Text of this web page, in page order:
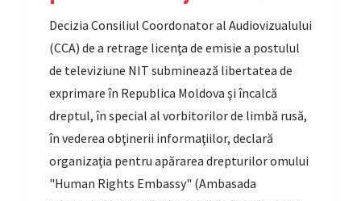
Decizia Consiliul Coordonator al Audiovizualului
(CCA) de a retrage licenţa de emisie a postulul
de televiziune NIT subminează libertatea de
exprimare în Republica Moldova şi încalcă
dreptul, în special al vorbitorilor de limbă rusă,
în vederea obţinerii informaţiilor, declară
organizaţia pentru apărarea drepturilor omului
"Human Rights Embassy" (Ambasada